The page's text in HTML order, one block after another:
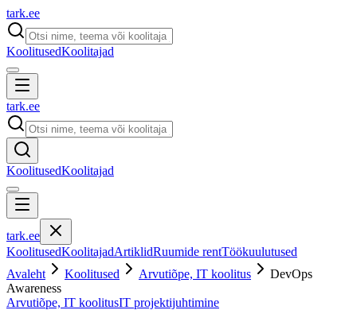
tark.ee
KoolitusedKoolitajad
tark.ee
KoolitusedKoolitajad
tark.ee
KoolitusedKoolitajadArtiklidRuumide rentTöökuulutused
Avaleht
Koolitused Arvutiõpe, IT koolitus
DevOps
Awareness
Arvutiõpe, IT koolitusIT projektijuhtimine